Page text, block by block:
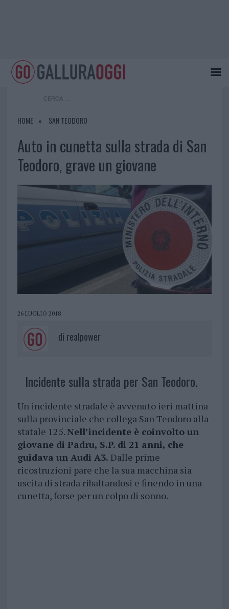
HOME SAN TEODORO
Auto in cunetta sulla strada di San
Teodoro, grave un giovane
26 LUGLIO 2018
di realpower
Incidente sulla strada per San Teodoro.
Un incidente stradale è avvenuto ieri mattina
sulla provinciale che collega San Teodoro alla
statale 125.Nell’incidente è coinvolto un
giovane di Padru, S.P. di 21 anni, che
guidava un Audi A3. Dalle prime
ricostruzioni pare che la sua macchina sia
uscita di strada ribaltandosi e finendo in una
cunetta, forse per un colpo di sonno.